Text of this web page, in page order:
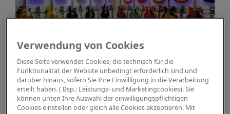
Verwendung von Cookies
Diese Seite verwendet Cookies, die technisch für die
Funktionalität der Website unbedingt erforderlich sind und
darüber hinaus, sofern Sie Ihre Einwilligung in die Verarbeitung
erteilt haben. ( Bsp.: Leistungs- und Marketingcookies). Sie
können unten Ihre Auswahl der einwilligungspflichtigen
Cookies einstellen oder gleich alle Cookies akzeptieren. Mit